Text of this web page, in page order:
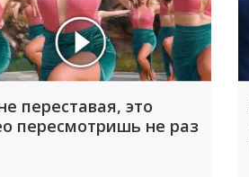
переставая, это
пересмотришь не раз